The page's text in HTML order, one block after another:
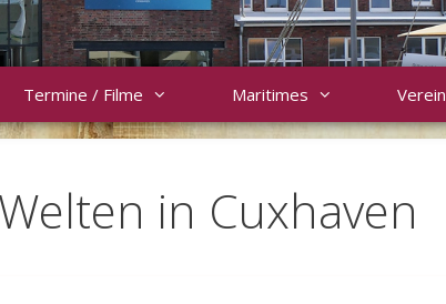
Termine / Filme Maritimes Verein
in Cuxhaven